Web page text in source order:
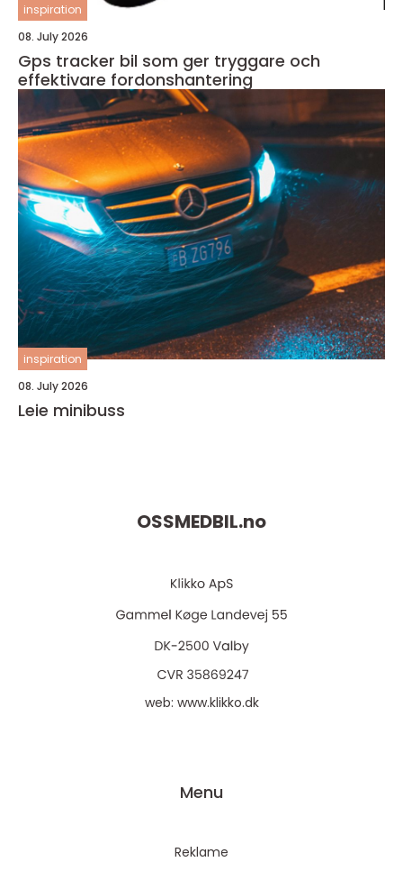
inspiration
08. July 2026
Gps tracker bil som ger tryggare och
effektivare fordonshantering
inspiration
08. July 2026
Leie minibuss
OSSMEDBIL.no
web: www.klikko.dk
Menu
Reklame